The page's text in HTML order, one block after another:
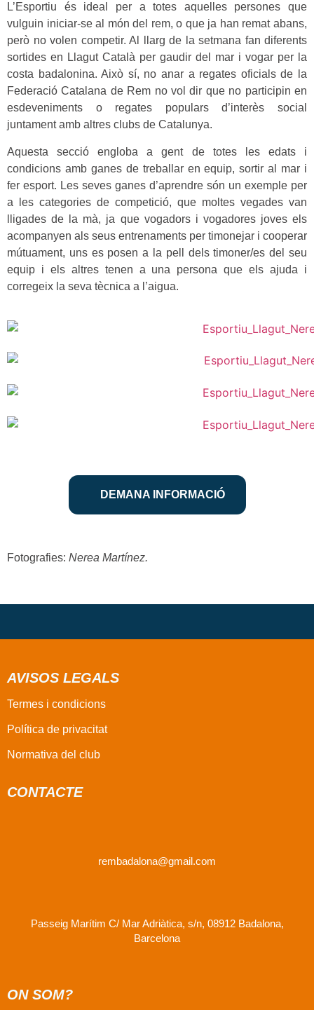
L’Esportiu és ideal per a totes aquelles persones que
vulguin iniciar-se al món del rem, o que ja han remat abans,
però no volen competir. Al llarg de la setmana fan diferents
sortides en Llagut Català per gaudir del mar i vogar per la
costa badalonina. Això sí, no anar a regates oficials de la
Federació Catalana de Rem no vol dir que no participin en
esdeveniments o regates populars d’interès social
juntament amb altres clubs de Catalunya.
Aquesta secció engloba a gent de totes les edats i
condicions amb ganes de treballar en equip, sortir al mar i
fer esport. Les seves ganes d’aprendre són un exemple per
a les categories de competició, que moltes vegades van
lligades de la mà, ja que vogadors i vogadores joves els
acompanyen als seus entrenaments per timonejar i cooperar
mútuament, uns es posen a la pell dels timoner/es del seu
equip i els altres tenen a una persona que els ajuda i
corregeix la seva tècnica a l’aigua.
DEMANA INFORMACIÓ
Fotografies: Nerea Martínez.
AVISOS LEGALS
Termes i condicions
Política de privacitat
Normativa del club
CONTACTE
rembadalona@gmail.com
Passeig Marítim C/ Mar Adriàtica, s/n, 08912 Badalona,
Barcelona
ON SOM?